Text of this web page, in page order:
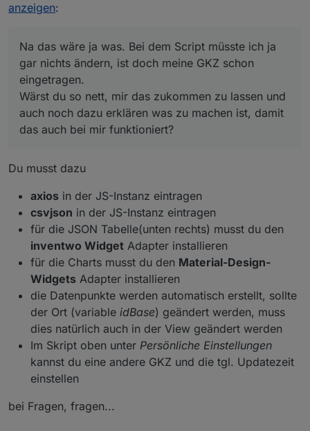
Na das wäre ja was. Bei dem Script müsste ich ja gar
Wärst du so nett, mir das zukommen zu lassen und
auch noch dazu erklären was zu machen ist, damit das
auch bei mir funktioniert?
anzeigen:
Na das wäre ja was. Bei dem Script müsste ich ja
gar nichts ändern, ist doch meine GKZ schon
eingetragen.
Wärst du so nett, mir das zukommen zu lassen und
auch noch dazu erklären was zu machen ist, damit
das auch bei mir funktioniert?
Du musst dazu
axios in der JS-Instanz eintragen
csvjson in der JS-Instanz eintragen
für die JSON Tabelle(unten rechts) musst du den
inventwo Widget Adapter installieren
für die Charts musst du den Material-Design-
Widgets Adapter installieren
die Datenpunkte werden automatisch erstellt, sollte
der Ort (variable idBase) geändert werden, muss
dies natürlich auch in der View geändert werden
Im Skript oben unter Persönliche Einstellungen
kannst du eine andere GKZ und die tgl. Updatezeit
einstellen
bei Fragen, fragen...